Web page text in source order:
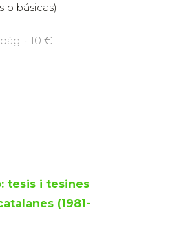
o básicas)
· 10 €
tesis i tesines
(1981-